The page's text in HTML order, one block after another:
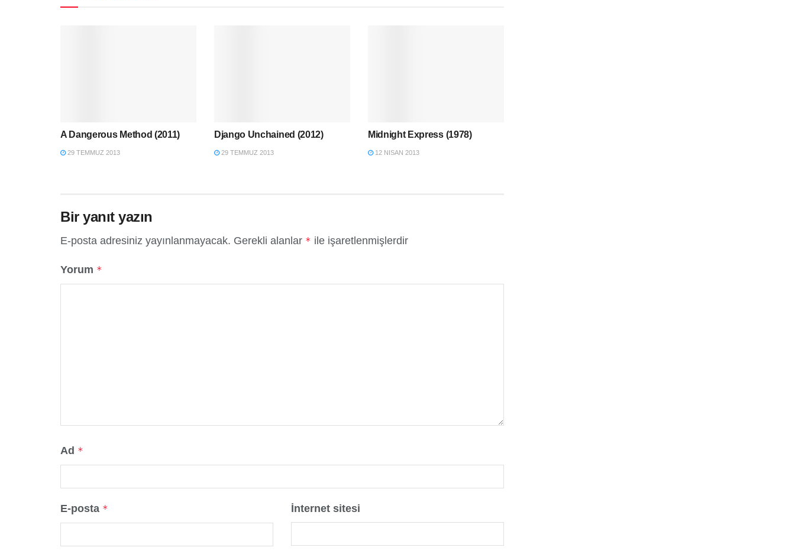
A Dangerous Method (2011)
29 TEMMUZ 2013
Django Unchained (2012)
29 TEMMUZ 2013
Midnight Express (1978)
12 NISAN 2013
Bir yanıt yazın
E-posta adresiniz yayınlanmayacak. Gerekli alanlar * ile işaretlenmişlerdir
Yorum *
Ad *
E-posta * İnternet sitesi